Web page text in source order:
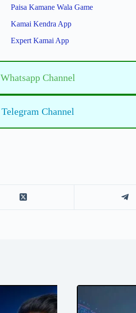
Paisa Kamane Wala Game
Kamai Kendra App
Expert Kamai App
Whatsapp Channel
Telegram Channel